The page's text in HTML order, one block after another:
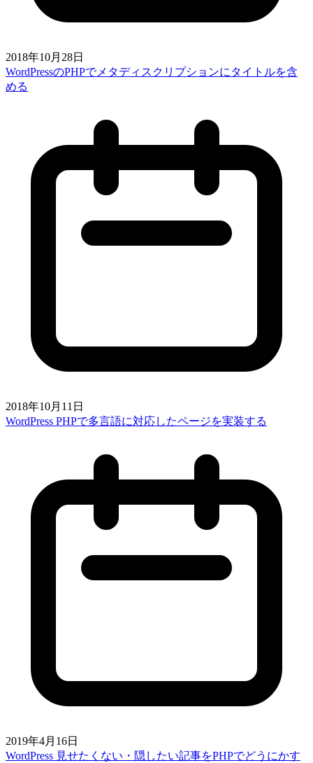
2018年10月28日
WordPressのPHPでメタディスクリプションにタイトルを含
める
2018年10月11日
WordPress PHPで多言語に対応したページを実装する
2019年4月16日
WordPress 見せたくない・隠したい記事をPHPでどうにかす